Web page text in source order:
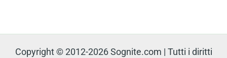
Copyright © 2012-2026 Sognite.com | Tutti i diritti